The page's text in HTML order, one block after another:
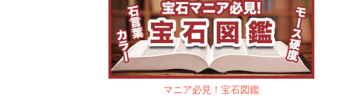
マニア必見！宝石図鑑